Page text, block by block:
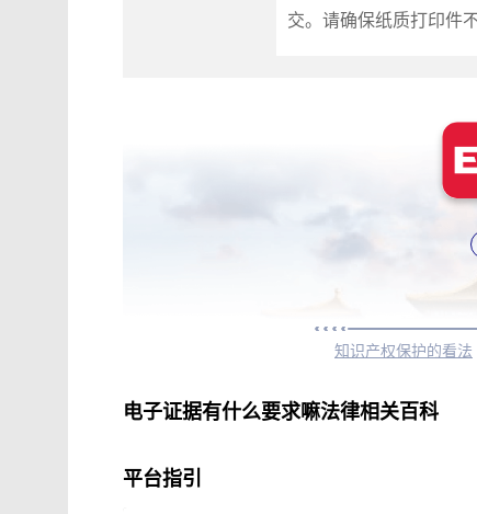
交。请确保纸质打印件
知识产权保护的看法
电子证据有什么要求嘛法律相关百科
平台指引